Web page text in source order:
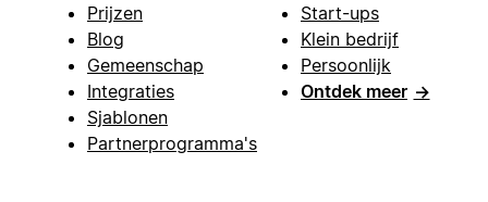
Prijzen
Blog
Gemeenschap
Integraties
Sjablonen
Partnerprogramma's
Start-ups
Klein bedrijf
Persoonlijk
Ontdek meer →